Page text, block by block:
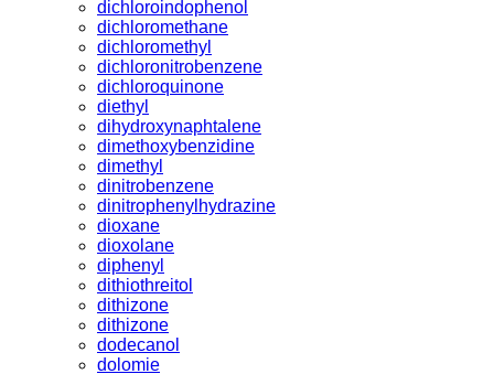
dichloroindophenol
dichloromethane
dichloromethyl
dichloronitrobenzene
dichloroquinone
diethyl
dihydroxynaphtalene
dimethoxybenzidine
dimethyl
dinitrobenzene
dinitrophenylhydrazine
dioxane
dioxolane
diphenyl
dithiothreitol
dithizone
dithizone
dodecanol
dolomie